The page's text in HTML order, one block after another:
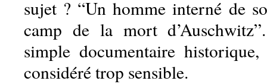
sujet ? “Un homme interné de
camp de la mort
simple documentaire
considéré trop sensible.